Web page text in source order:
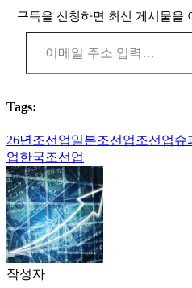
구독을 신청하면 최신 게시물을
이메일 주소 입력…
Tags:
26년조선업일본조선업조선업슈
업한국조선업
작성자